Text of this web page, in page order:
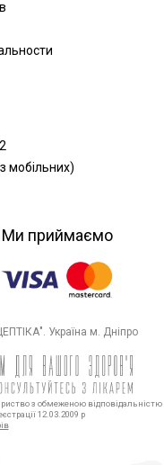
мобільних)
Ми приймаємо
Україна м. Дніпро
з обмеженою відповідальністю
12.03.2009 р